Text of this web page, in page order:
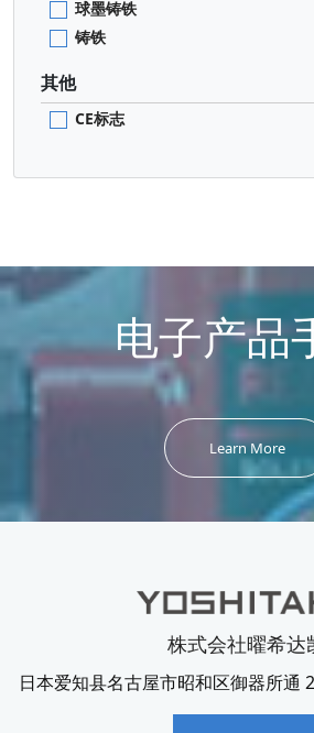
球墨铸铁
铸铁
其他
CE标志
电子产品
Learn More
株式会社曜希达
日本爱知县名古屋市昭和区御器所通